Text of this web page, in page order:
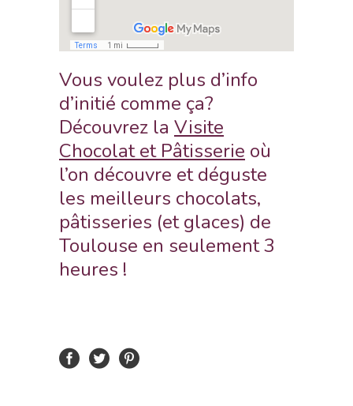
Vous voulez plus d’info
d’initié comme ça?
Découvrez la Visite
Chocolat et Pâtisserie où
l’on découvre et déguste
les meilleurs chocolats,
pâtisseries (et glaces) de
Toulouse en seulement 3
heures !